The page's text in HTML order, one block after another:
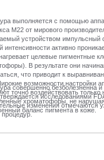
выполняется с помощью
M22 от мирового
устройством импульсный
интенсивности активно
целевые пигментные
В результате они
что приводит к
возможности настройки
точно воздействовать только
хроматофоры, не
баланс пигмента в коже.
совершенно безболезненна и
исследованиями
изменения отмечаются